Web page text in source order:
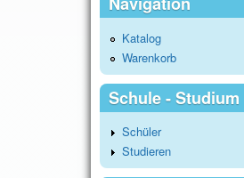
Katalog
Warenkorb
Schule - Studium
Schüler
Studieren